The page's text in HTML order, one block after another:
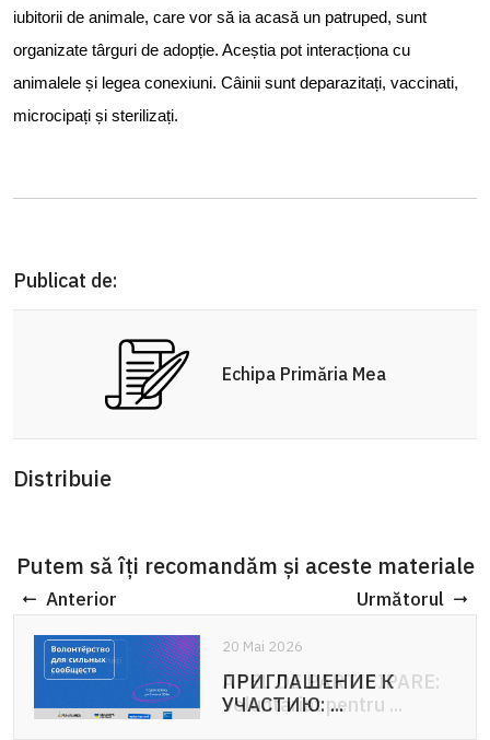
iubitorii de animale, care vor să ia acasă un patruped, sunt
organizate târguri de adopție. Aceștia pot interacționa cu
animalele și legea conexiuni. Câinii sunt deparazitați, vaccinati,
microcipați și sterilizați.
Publicat de:
Echipa Primăria Mea
Distribuie
Putem să îți recomandăm și aceste materiale
Anterior Următorul
20 Mai 2026
ПРИГЛАШЕНИЕ К
УЧАСТИЮ: ...
20 Mai 2026
APEL DE PARTICIPARE:
Voluntariat pentru ...